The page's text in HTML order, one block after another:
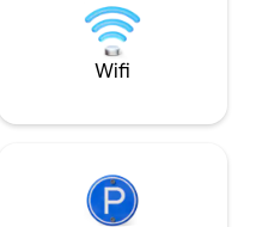
bestick och
tillhandahålls. Kontinental frukost
tillhandahålls
Wifi